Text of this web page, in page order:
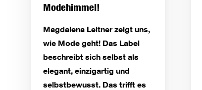
Modehimmel!
Magdalena Leitner zeigt uns,
wie Mode geht! Das Label
beschreibt sich selbst als
elegant, einzigartig und
selbstbewusst. Das trifft es